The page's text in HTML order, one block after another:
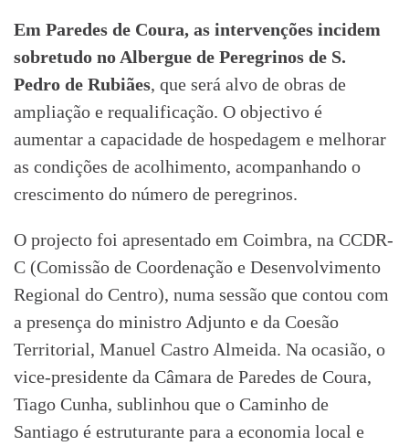
Em Paredes de Coura, as intervenções incidem
sobretudo no Albergue de Peregrinos de S.
Pedro de Rubiães, que será alvo de obras de
ampliação e requalificação. O objectivo é
aumentar a capacidade de hospedagem e melhorar
as condições de acolhimento, acompanhando o
crescimento do número de peregrinos.
O projecto foi apresentado em Coimbra, na CCDR-
C (Comissão de Coordenação e Desenvolvimento
Regional do Centro), numa sessão que contou com
a presença do ministro Adjunto e da Coesão
Territorial, Manuel Castro Almeida. Na ocasião, o
vice-presidente da Câmara de Paredes de Coura,
Tiago Cunha, sublinhou que o Caminho de
Santiago é estruturante para a economia local e